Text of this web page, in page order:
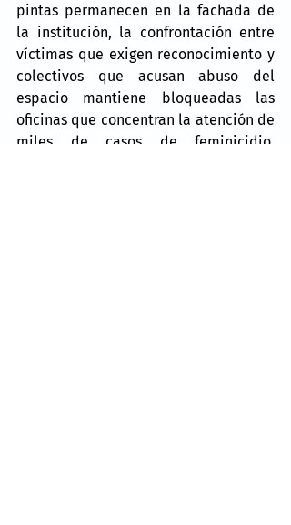
pintas permanecen en la fachada de
la institución, la confrontación entre
víctimas que exigen reconocimiento y
colectivos que acusan abuso del
espacio mantiene bloqueadas las
oficinas que concentran la atención de
miles de casos de feminicidio,